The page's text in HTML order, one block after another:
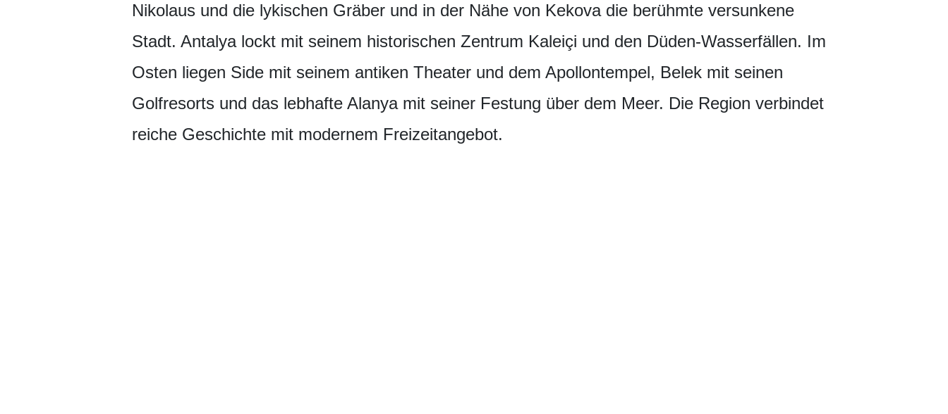
Nikolaus und die lykischen Gräber und in der Nähe von Kekova die berühmte versunkene
Stadt. Antalya lockt mit seinem historischen Zentrum Kaleiçi und den Düden-Wasserfällen. Im
Osten liegen Side mit seinem antiken Theater und dem Apollontempel, Belek mit seinen
Golfresorts und das lebhafte Alanya mit seiner Festung über dem Meer. Die Region verbindet
reiche Geschichte mit modernem Freizeitangebot.